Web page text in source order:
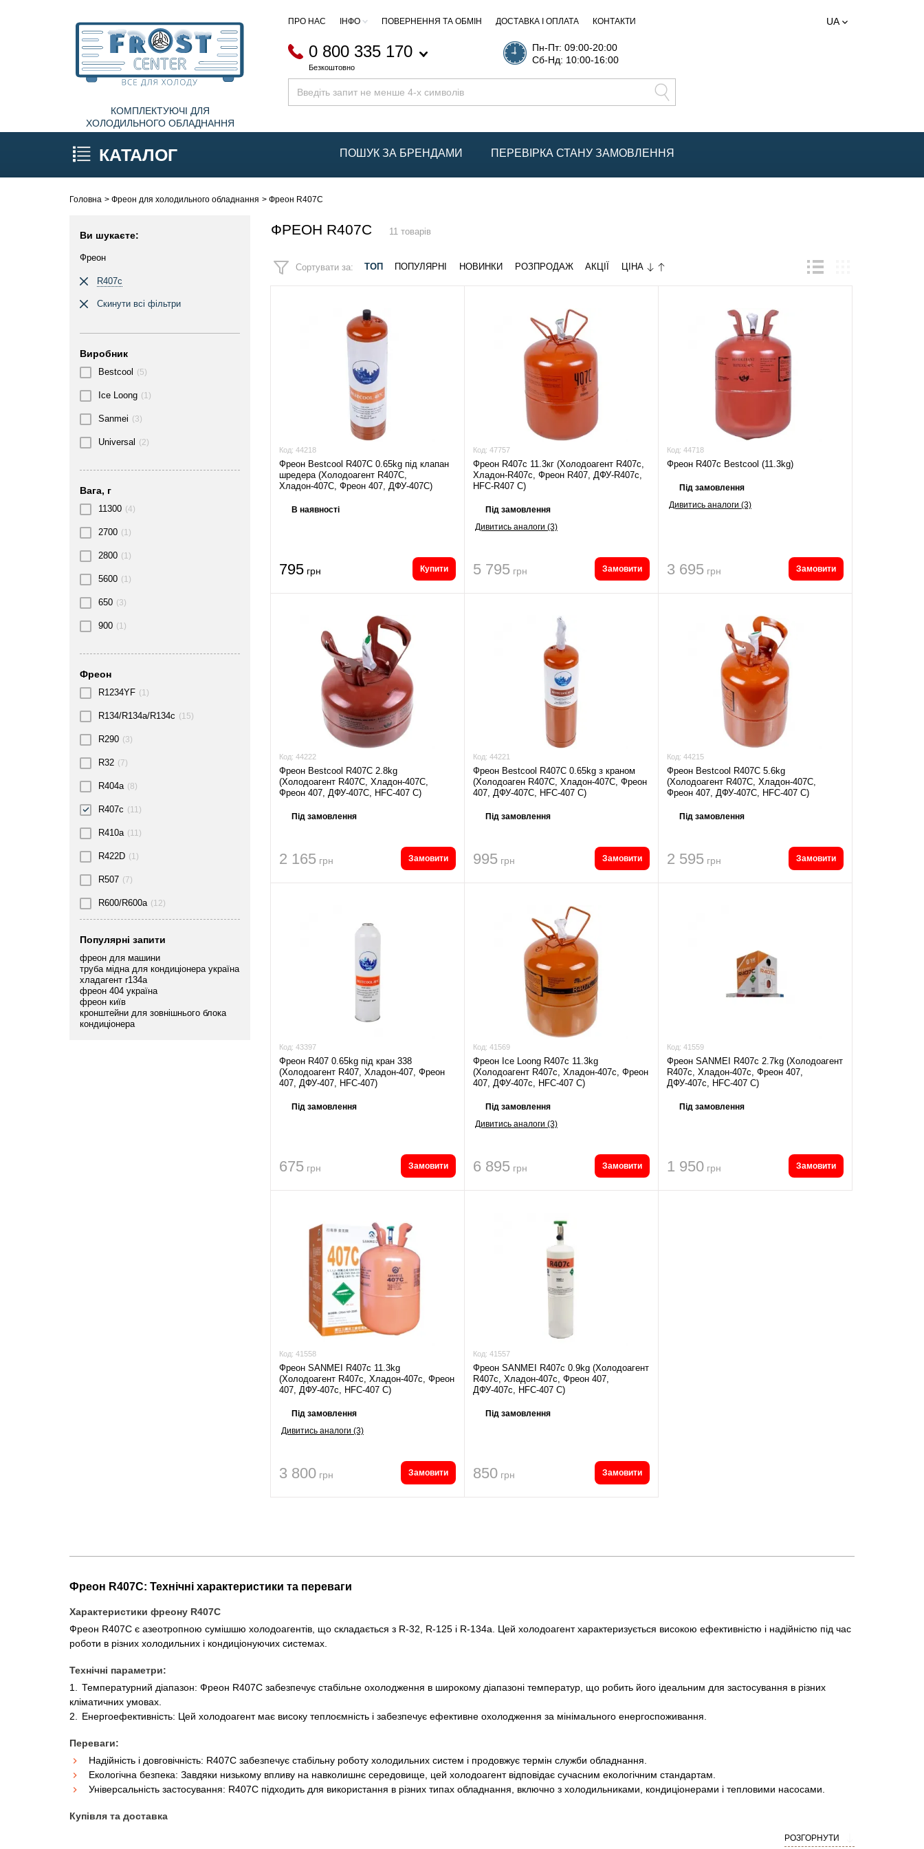
КОМПЛЕКТУЮЧІ ДЛЯ
ХОЛОДИЛЬНОГО ОБЛАДНАННЯ
ПРО НАС ІНФО ПОВЕРНЕННЯ ТА ОБМІН ДОСТАВКА І ОПЛАТА КОНТАКТИ
0 800 335 170
Безкоштовно
Пн-Пт: 09:00-20:00
Сб-Нд: 10:00-16:00
UA
КАТАЛОГ ПОШУК ЗА БРЕНДАМИ ПЕРЕВІРКА СТАНУ ЗАМОВЛЕННЯ
Головна Фреон для холодильного обладнання Фреон R407C
Ви шукаєте:
Фреон
R407c
Скинути всі фільтри
Виробник
Bestcool (5)
Ice Loong (1)
Sanmei (3)
Universal (2)
Вага, г
11300 (4)
2700 (1)
2800 (1)
5600 (1)
650 (3)
900 (1)
Фреон
R1234YF (1)
R134/R134a/R134c (15)
R290 (3)
R32 (7)
R404a (8)
R407c (11)
R410a (11)
R422D (1)
R507 (7)
R600/R600a (12)
Популярнi запити
фреон для машини
труба мідна для кондиціонера україна
хладагент r134а
фреон 404 україна
фреон київ
кронштейни для зовнішнього блока
кондиціонера
ФРЕОН R407C 11 товарів
Сортувати за: ТОП ПОПУЛЯРНІ НОВИНКИ РОЗПРОДАЖ АКЦІЇ ЦІНА
Код: 44218
Фреон Bestcool R407C 0.65kg під клапан
шредера (Холодоагент R407C,
Хладон-407C, Фреон 407, ДФУ-407C)
В наявності
795 грн Купити
Код: 47757
Фреон R407c 11.3кг (Холодоагент R407c,
Хладон-R407c, Фреон R407, ДФУ-R407c,
HFC-R407 C)
Під замовлення
Дивитись аналоги (3)
5 795 грн Замовити
Код: 44718
Фреон R407c Bestcool (11.3kg)
Під замовлення
Дивитись аналоги (3)
3 695 грн Замовити
Код: 44222
Фреон Bestcool R407C 2.8kg
(Холодоагент R407C, Хладон-407C,
Фреон 407, ДФУ-407C, HFC-407 C)
Під замовлення
2 165 грн Замовити
Код: 44221
Фреон Bestcool R407C 0.65kg з краном
(Холодоаген R407C, Хладон-407C, Фреон
407, ДФУ-407C, HFC-407 C)
Під замовлення
995 грн Замовити
Код: 44215
Фреон Bestcool R407C 5.6kg
(Холодоагент R407C, Хладон-407C,
Фреон 407, ДФУ-407C, HFC-407 C)
Під замовлення
2 595 грн Замовити
Код: 43397
Фреон R407 0.65kg під кран 338
(Холодоагент R407, Хладон-407, Фреон
407, ДФУ-407, HFC-407)
Під замовлення
675 грн Замовити
Код: 41569
Фреон Ice Loong R407c 11.3kg
(Холодоагент R407c, Хладон-407c, Фреон
407, ДФУ-407c, HFC-407 С)
Під замовлення
Дивитись аналоги (3)
6 895 грн Замовити
Код: 41559
Фреон SANMEI R407c 2.7kg (Холодоагент
R407c, Хладон-407c, Фреон 407,
ДФУ-407c, HFC-407 С)
Під замовлення
1 950 грн Замовити
Код: 41558
Фреон SANMEI R407c 11.3kg
(Холодоагент R407c, Хладон-407c, Фреон
407, ДФУ-407c, HFC-407 С)
Під замовлення
Дивитись аналоги (3)
3 800 грн Замовити
Код: 41557
Фреон SANMEI R407c 0.9kg (Холодоагент
R407c, Хладон-407c, Фреон 407,
ДФУ-407c, HFC-407 С)
Під замовлення
850 грн Замовити
Фреон R407C: Технічні характеристики та переваги
Характеристики фреону R407C
Фреон R407C є азеотропною сумішшю холодоагентів, що складається з R-32, R-125 і R-134a. Цей холодоагент характеризується високою ефективністю і надійністю під час
роботи в різних холодильних і кондиціонуючих системах.
Технічні параметри:
Температурний діапазон: Фреон R407C забезпечує стабільне охолодження в широкому діапазоні температур, що робить його ідеальним для застосування в різних
кліматичних умовах.
Енергоефективність: Цей холодоагент має високу теплоємність і забезпечує ефективне охолодження за мінімального енергоспоживання.
Переваги:
Надійність і довговічність: R407C забезпечує стабільну роботу холодильних систем і продовжує термін служби обладнання.
Екологічна безпека: Завдяки низькому впливу на навколишнє середовище, цей холодоагент відповідає сучасним екологічним стандартам.
Універсальність застосування: R407C підходить для використання в різних типах обладнання, включно з холодильниками, кондиціонерами і тепловими насосами.
Купівля та доставка
В інтернет-магазині "FROST CENTER" пропонуємо фреон R407C за конкурентоспроможними цінами. Ми здійснюємо доставку по всій Україні, забезпечуючи зручність і
РОЗГОРНУТИ